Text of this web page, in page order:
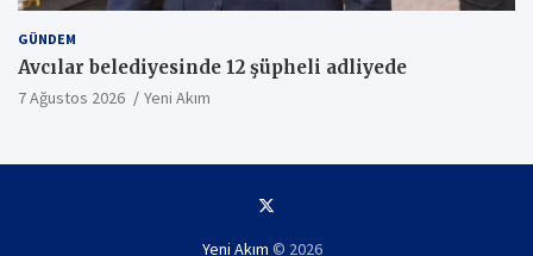
GÜNDEM
Avcılar belediyesinde 12 şüpheli adliyede
7 Ağustos 2026 Yeni Akım
Yeni Akım © 2026